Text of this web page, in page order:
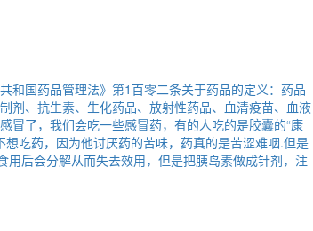
和国药品管理法》第1百零二条关于药品的定义：药品
剂、抗生素、生化药品、放射性药品、血清疫苗、血液
冒了，我们会吃一些感冒药，有的人吃的是胶囊的“康
想吃药，因为他讨厌药的苦味，药真的是苦涩难咽.但是
用后会分解从而失去效用，但是把胰岛素做成针剂，注